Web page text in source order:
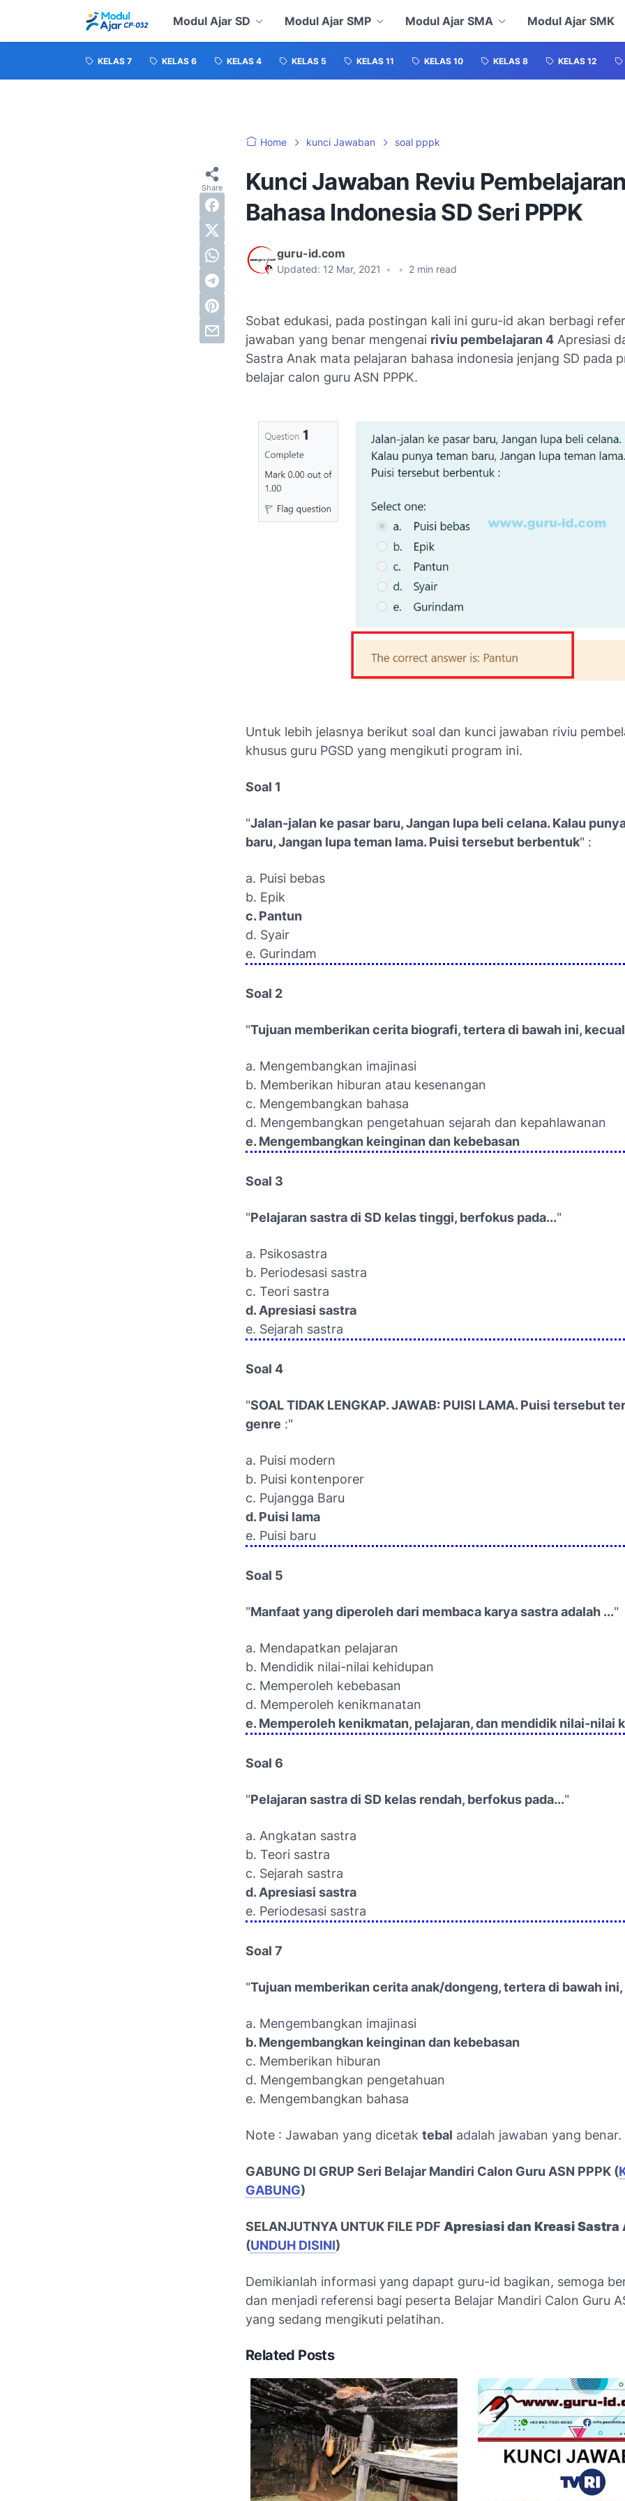
Modul Ajar SD Modul Ajar SMP Modul Ajar SMA Modul Ajar SMK
KELAS 7 KELAS 6 KELAS 4 KELAS 5 KELAS 11 KELAS 10 KELAS 8 KELAS 12
Home kunci Jawaban soal pppk
Kunci Jawaban Reviu
Bahasa Indonesia SD Seri PPPK
guru-id.com
Updated: 12 Mar, 2021 • • 2 min read
Sobat edukasi, pada postingan kali ini guru-id akan berbagi
jawaban yang benar mengenai riviu pembelajaran 4 Apresiasi
Sastra Anak mata pelajaran bahasa indonesia jenjang SD pada
belajar calon guru ASN PPPK.
Untuk lebih jelasnya berikut soal dan kunci jawaban riviu
khusus guru PGSD yang mengikuti program ini.
Soal 1
"Jalan-jalan ke pasar baru, Jangan lupa beli celana. Kalau
baru, Jangan lupa teman lama. Puisi tersebut berbentuk" :
a. Puisi bebas
b. Epik
c. Pantun
d. Syair
e. Gurindam
Soal 2
"Tujuan memberikan cerita biografi, tertera di bawah ini,
a. Mengembangkan imajinasi
b. Memberikan hiburan atau kesenangan
c. Mengembangkan bahasa
d. Mengembangkan pengetahuan sejarah dan kepahlawanan
e. Mengembangkan keinginan dan kebebasan
Soal 3
"Pelajaran sastra di SD kelas tinggi, berfokus pada..."
a. Psikosastra
b. Periodesasi sastra
c. Teori sastra
d. Apresiasi sastra
e. Sejarah sastra
Soal 4
"SOAL TIDAK LENGKAP. JAWAB: PUISI LAMA. Puisi tersebut
genre :"
a. Puisi modern
b. Puisi kontenporer
c. Pujangga Baru
d. Puisi lama
e. Puisi baru
Soal 5
"Manfaat yang diperoleh dari membaca karya sastra adalah ..."
a. Mendapatkan pelajaran
b. Mendidik nilai-nilai kehidupan
c. Memperoleh kebebasan
d. Memperoleh kenikmanatan
e. Memperoleh kenikmatan, pelajaran, dan mendidik nilai-nilai
Soal 6
"Pelajaran sastra di SD kelas rendah, berfokus pada..."
a. Angkatan sastra
b. Teori sastra
c. Sejarah sastra
d. Apresiasi sastra
e. Periodesasi sastra
Soal 7
"Tujuan memberikan cerita anak/dongeng, tertera di bawah
a. Mengembangkan imajinasi
b. Mengembangkan keinginan dan kebebasan
c. Memberikan hiburan
d. Mengembangkan pengetahuan
e. Mengembangkan bahasa
Note : Jawaban yang dicetak tebal adalah jawaban yang benar.
GABUNG DI GRUP Seri Belajar Mandiri Calon Guru ASN PPPK (
GABUNG)
SELANJUTNYA UNTUK FILE PDF Apresiasi dan Kreasi Sastra
(UNDUH DISINI)
Demikianlah informasi yang dapapt guru-id bagikan, semoga
dan menjadi referensi bagi peserta Belajar Mandiri Calon Guru
yang sedang mengikuti pelatihan.
Related Posts